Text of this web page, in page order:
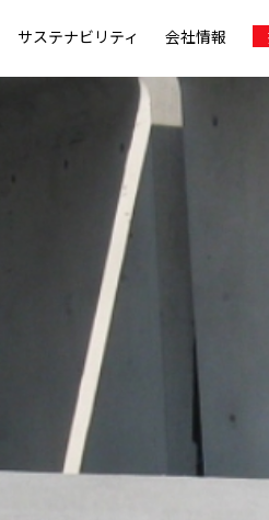
サステナビリティ 会社情報